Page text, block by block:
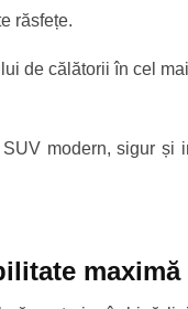
răsfețe.
de călătorii în cel
modern, sigur
maximă